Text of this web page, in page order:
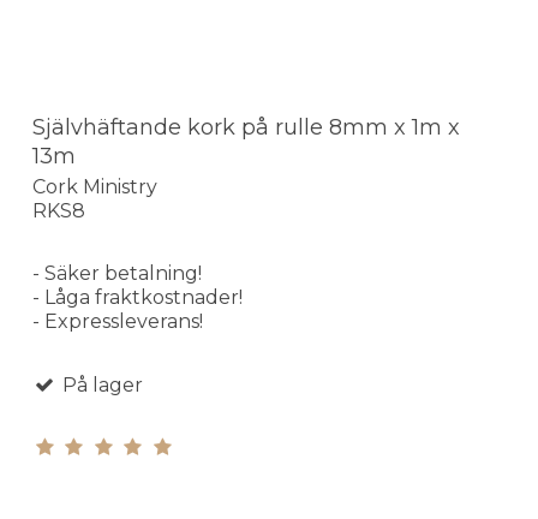
Självhäftande kork på rulle 8mm x 1m x
13m
Cork Ministry
RKS8
- Säker betalning!
- Låga fraktkostnader!
- Expressleverans!
På lager